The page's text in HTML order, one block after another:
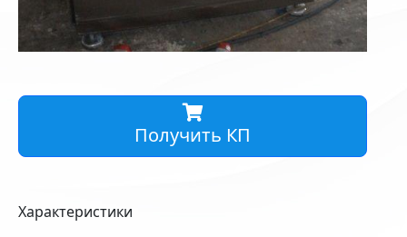
Получить КП
Характеристики